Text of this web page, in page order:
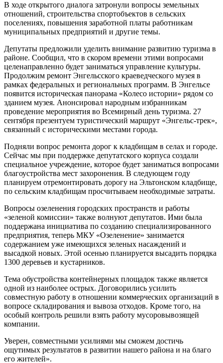
В ходе открытого диалога затронули вопросы земельных
отношений, строительства спортобъектов в сельских
поселениях, повышения заработной платы работникам
муниципальных предприятий и другие темы.
Депутаты предложили уделить внимание развитию туризма в
районе. Сообщил, что в скором времени этими вопросами
целенаправленно будет заниматься управление культуры.
Продолжим ремонт Энгельсского краеведческого музея в
рамках федеральных и региональных программ. В Энгельсе
появится историческая панорама «Колесо истории» рядом со
зданием музея. Анонсировал народным избранникам
проведение мероприятия во Всемирный день туризма. 27
сентября презентуем туристический маршрут «Энгельс-трек»,
связанный с историческими местами города.
Подняли вопрос ремонта дорог к кладбищам в селах и городе.
Сейчас мы при поддержке депутатского корпуса создали
специальное учреждение, которое будет заниматься вопросами
благоустройства мест захоронения. В следующем году
планируем отремонтировать дорогу на Эльтонском кладбище,
по сельским кладбищам просчитываем необходимые затраты.
Вопросы озеленения городских пространств и работы
«зеленой комиссии» также волнуют депутатов. Ими была
поддержана инициатива по созданию специализированного
предприятия, теперь МКУ «Озеленение» занимается
содержанием уже имеющихся зеленых насаждений и
высадкой новых. Этой осенью планируется высадить порядка
1300 деревьев и кустарников.
Тема обустройства контейнерных площадок также является
одной из наиболее острых. Договорились усилить
совместную работу в отношении коммерческих организаций в
вопросе складирования и вывоза отходов. Кроме того, на
особый контроль решили взять работу мусоровывозящей
компании.
Уверен, совместными усилиями мы сможем достичь
ощутимых результатов в развитии нашего района и на благо
его жителей».